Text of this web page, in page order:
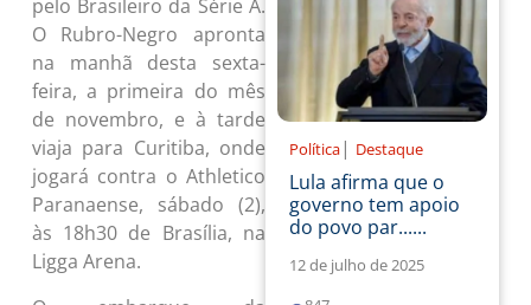
pelo Brasileiro da Série A.
O Rubro-Negro apronta
na manhã desta sexta-
feira, a primeira do mês
de novembro, e à tarde
viaja para Curitiba, onde
jogará contra o Athletico
Paranaense, sábado (2),
às 18h30 de Brasília, na
Ligga Arena.
Política | Destaque
Lula afirma que o
governo tem apoio
do povo par......
12 de julho de 2025